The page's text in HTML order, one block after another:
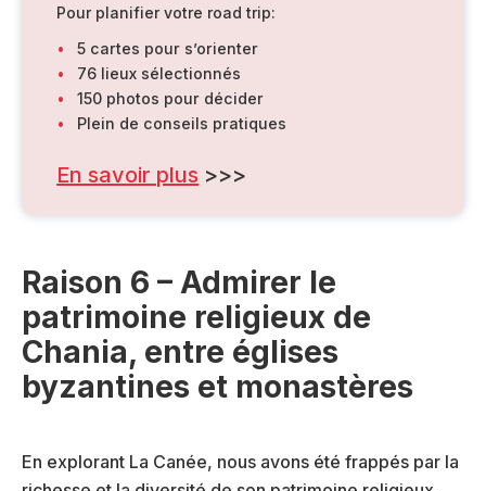
Pour planifier votre road trip:
5 cartes pour s’orienter
76 lieux sélectionnés
150 photos pour décider
Plein de conseils pratiques
En savoir plus >>>
Raison 6 – Admirer le
patrimoine religieux de
Chania, entre églises
byzantines et monastères
En explorant La Canée, nous avons été frappés par la